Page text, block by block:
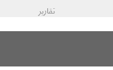
تقارير